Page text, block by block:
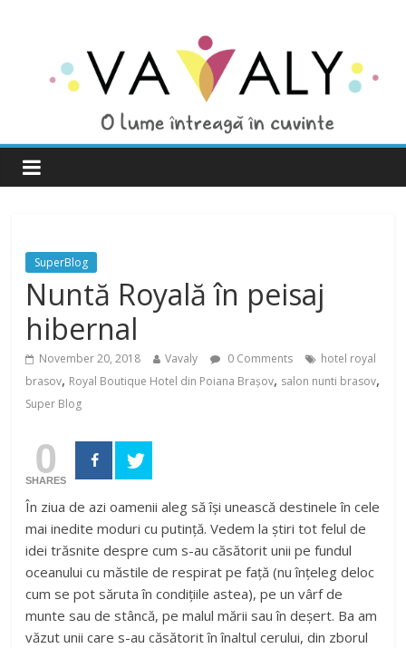
SuperBlog
Nuntă Royală în peisaj
hibernal
November 20, 2018 Vavaly 0 Comments
hotel royal
brasov, Royal Boutique Hotel din Poiana Brașov, salon nunti brasov,
Super Blog
0
SHARES
În ziua de azi oamenii aleg să își unească destinele în cele
mai inedite moduri cu putință. Vedem la știri tot felul de
idei trăsnite despre cum s-au căsătorit unii pe fundul
oceanului cu măstile de respirat pe față (nu înțeleg deloc
cum se pot săruta în condițiile astea), pe un vârf de
munte sau de stâncă, pe malul mării sau în deșert. Ba am
văzut unii care s-au căsătorit în înaltul cerului, din zborul